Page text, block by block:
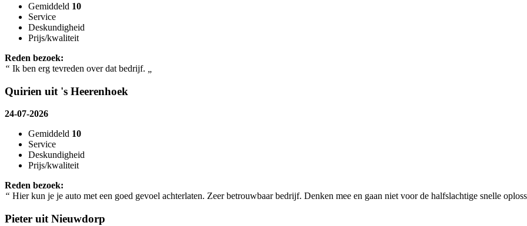
Gemiddeld 10
Service
Deskundigheid
Prijs/kwaliteit
Reden bezoek:
“ Ik ben erg tevreden over dat bedrijf.
Quirien uit 's Heerenhoek
24-07-2026
Gemiddeld 10
Service
Deskundigheid
Prijs/kwaliteit
Reden bezoek:
“ Hier kun je je auto met een goed gevoel achterlaten. Zeer betrouwbaar bedrijf. Denken mee en gaan niet voor de halfslachtige snelle
Pieter uit Nieuwdorp